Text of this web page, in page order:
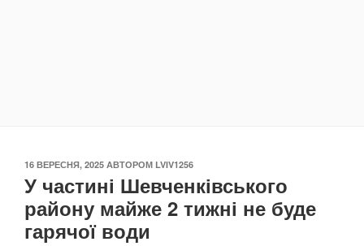
ОПУБЛІКОВАНО
16 ВЕРЕСНЯ, 2025 АВТОРОМ LVIV1256
У частині Шевченківського
району майже 2 тижні не буде
гарячої води